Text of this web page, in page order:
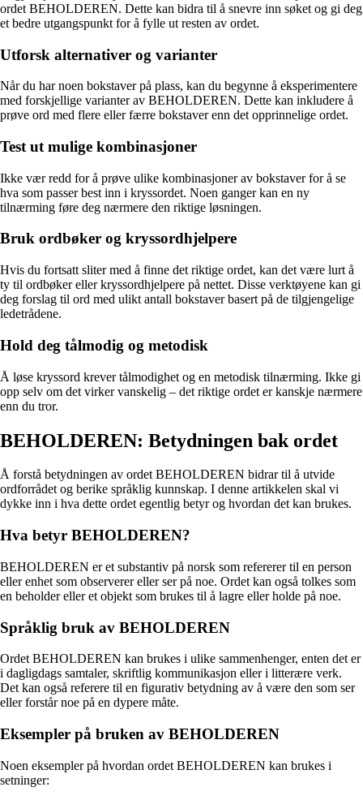
ordet BEHOLDEREN. Dette kan bidra til å snevre inn søket og gi deg
et bedre utgangspunkt for å fylle ut resten av ordet.
Utforsk alternativer og varianter
Når du har noen bokstaver på plass, kan du begynne å eksperimentere
med forskjellige varianter av BEHOLDEREN. Dette kan inkludere å
prøve ord med flere eller færre bokstaver enn det opprinnelige ordet.
Test ut mulige kombinasjoner
Ikke vær redd for å prøve ulike kombinasjoner av bokstaver for å se
hva som passer best inn i kryssordet. Noen ganger kan en ny
tilnærming føre deg nærmere den riktige løsningen.
Bruk ordbøker og kryssordhjelpere
Hvis du fortsatt sliter med å finne det riktige ordet, kan det være lurt å
ty til ordbøker eller kryssordhjelpere på nettet. Disse verktøyene kan gi
deg forslag til ord med ulikt antall bokstaver basert på de tilgjengelige
ledetrådene.
Hold deg tålmodig og metodisk
Å løse kryssord krever tålmodighet og en metodisk tilnærming. Ikke gi
opp selv om det virker vanskelig – det riktige ordet er kanskje nærmere
enn du tror.
BEHOLDEREN: Betydningen bak ordet
Å forstå betydningen av ordet BEHOLDEREN bidrar til å utvide
ordforrådet og berike språklig kunnskap. I denne artikkelen skal vi
dykke inn i hva dette ordet egentlig betyr og hvordan det kan brukes.
Hva betyr BEHOLDEREN?
BEHOLDEREN er et substantiv på norsk som refererer til en person
eller enhet som observerer eller ser på noe. Ordet kan også tolkes som
en beholder eller et objekt som brukes til å lagre eller holde på noe.
Språklig bruk av BEHOLDEREN
Ordet BEHOLDEREN kan brukes i ulike sammenhenger, enten det er
i dagligdags samtaler, skriftlig kommunikasjon eller i litterære verk.
Det kan også referere til en figurativ betydning av å være den som ser
eller forstår noe på en dypere måte.
Eksempler på bruken av BEHOLDEREN
Noen eksempler på hvordan ordet BEHOLDEREN kan brukes i
setninger: